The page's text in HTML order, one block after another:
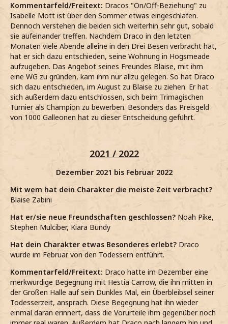
Kommentarfeld/Freitext: Dracos "On/Off-Beziehung" zu
Isabelle Mott ist über den Sommer etwas eingeschlafen.
Dennoch verstehen die beiden sich weiterhin sehr gut, sobald
sie aufeinander treffen. Nachdem Draco in den letzten
Monaten viele Abende alleine in den Drei Besen verbracht hat,
hat er sich dazu entschieden, seine Wohnung in Hogsmeade
aufzugeben. Das Angebot seines Freundes Blaise, mit ihm
eine WG zu gründen, kam ihm nur allzu gelegen. So hat Draco
sich dazu entschieden, im August zu Blaise zu ziehen. Er hat
sich außerdem dazu entschlossen, sich beim Trimagischen
Turnier als Champion zu bewerben. Besonders das Preisgeld
von 1000 Galleonen hat zu dieser Entscheidung geführt.
2021 / 2022
Dezember 2021 bis Februar 2022
Mit wem hat dein Charakter die meiste Zeit verbracht?
Blaise Zabini
Hat er/sie neue Freundschaften geschlossen? Noah Pike,
Stephen Mulciber, Kiara Bundy
Hat dein Charakter etwas Besonderes erlebt? Draco
wurde im Februar von den Todessern entführt.
Kommentarfeld/Freitext: Draco hatte im Dezember eine
merkwürdige Begegnung mit Hestia Carrow, die ihn mitten in
der Großen Halle auf sein Dunkles Mal, ein Überbleibsel seiner
Todesserzeit, ansprach. Diese Begegnung hat ihn wieder
einmal daran erinnert, dass die Vorurteile ihm gegenüber noch